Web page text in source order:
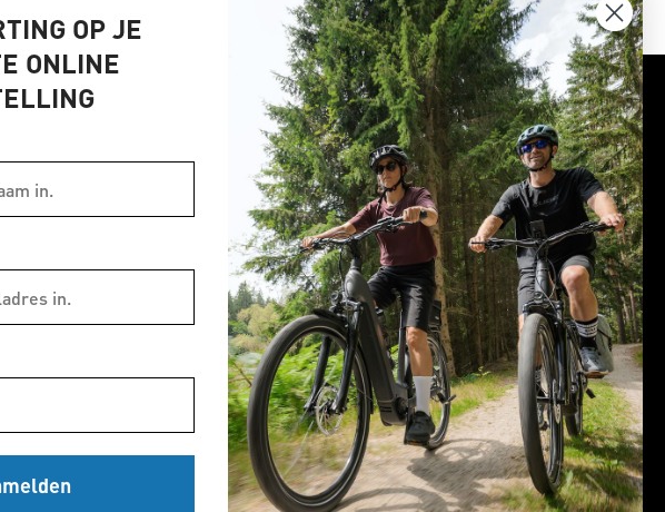
bikes
Volg ons op social media
Instagram Pinterest YouTube facebook TikTok
OP JE
ONLINE